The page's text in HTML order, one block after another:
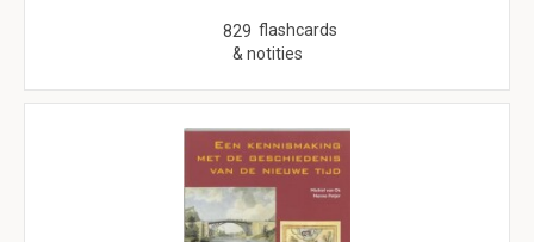
829 flashcards
& notities